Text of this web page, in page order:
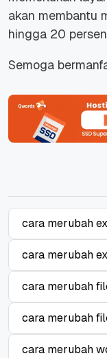
akan membantu
hingga 20
Semoga
cara merubah
cara merubah
cara merubah
cara merubah
cara merubah